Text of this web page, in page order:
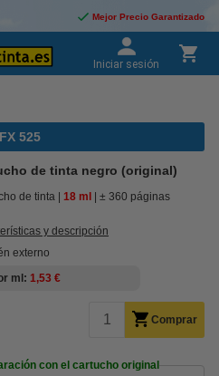
Mejor Precio Garantizado
Iniciar sesión
525
de tinta negro (original)
de tinta 18 ml ± 360 páginas
y descripción
externo
ml
1,53 €
Comprar
con el cartucho original